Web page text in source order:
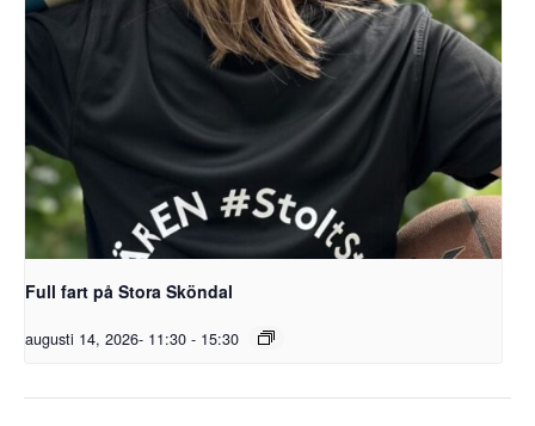
Full fart på Stora Sköndal
augusti 14, 2026- 11:30 - 15:30